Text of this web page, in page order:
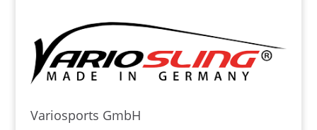
Variosports GmbH